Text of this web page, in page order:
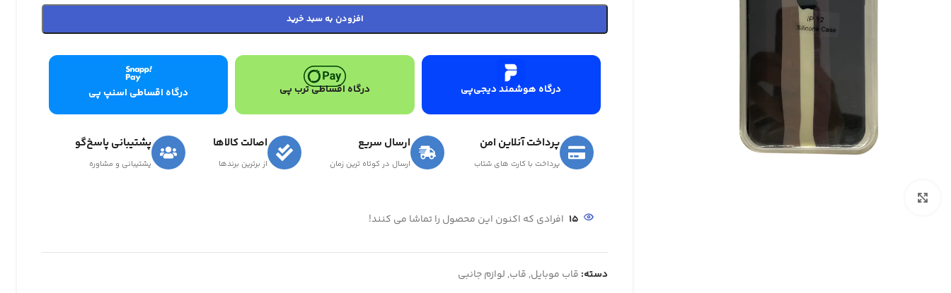
افزودن به سبد خرید
درگاه هوشمند دیجی‌پی درگاه اقساطی ترب پی درگاه اقساطی اسنپ پی
پرداخت آنلاین امن
پرداخت با کارت های شتاب
ارسال سریع
ارسال در کوتاه ترین زمان
اصالت کالاها
از برترین برندها
پشتیبانی پاسخ‌گو
پشتیبانی و مشاوره
15 افرادی که اکنون این محصول را تماشا می کنند!
دسته: قاب موبایل, قاب, لوازم جانبی